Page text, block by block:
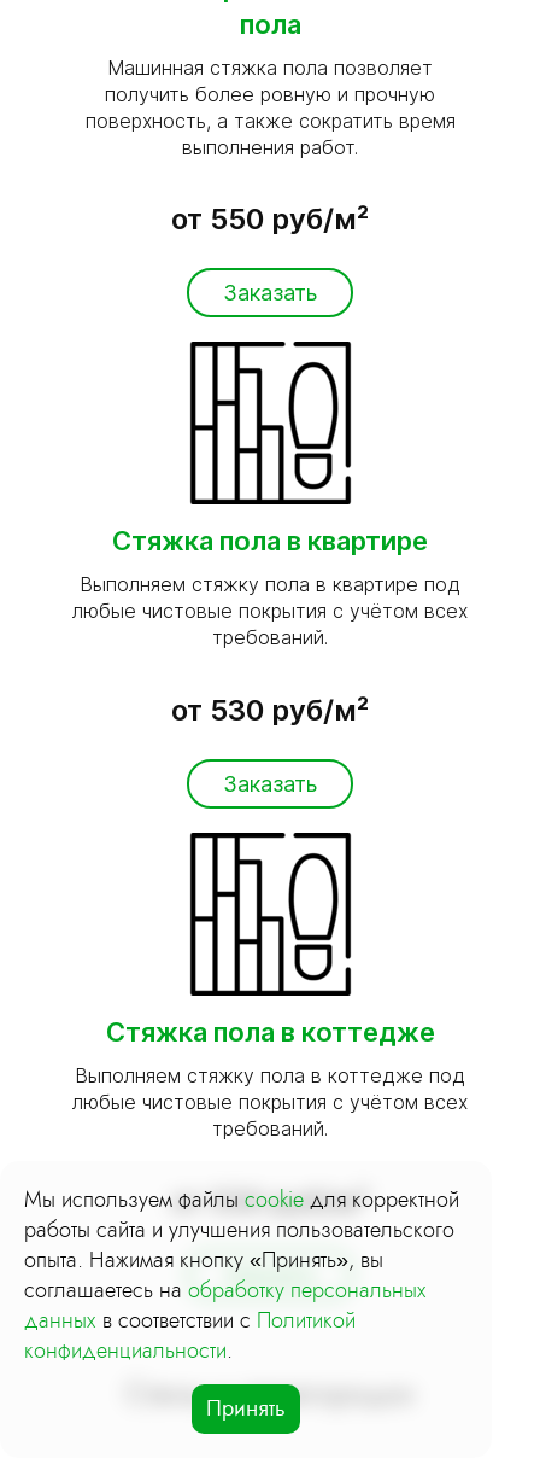
пола
Машинная стяжка пола позволяет
получить более ровную и прочную
поверхность, а также сократить время
выполнения работ.
от 550 руб/м²
Заказать
Стяжка пола в квартире
Выполняем стяжку пола в квартире под
любые чистовые покрытия с учётом всех
требований.
от 530 руб/м²
Заказать
Стяжка пола в коттедже
Выполняем стяжку пола в коттедже под
любые чистовые покрытия с учётом всех
требований.
от 530 руб/м²
Заказать
Стены и перегородки
Мы используем файлы cookieдля корректной
работы сайта и улучшения пользовательского
опыта. Нажимая кнопку «Принять», вы
соглашаетесь на обработку персональных
данных в соответствии с Политикой
конфиденциальности.
Принять